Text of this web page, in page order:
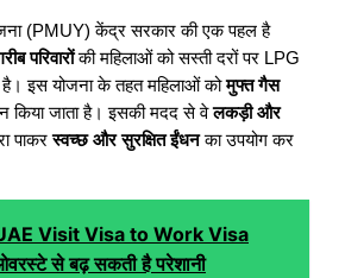
(PMUY) केंद्र सरकार की एक पहल है
परिवारोंकी महिलाओं को सस्ती दरों पर LPG
इस योजना के तहत महिलाओं कोमुफ्त गैस
किया जाता है। इसकी मदद से वेलकड़ी और
पाकरस्वच्छ और सुरक्षित ईंधनका उपयोग कर
Visit Visa to Work Visa
से बढ़ सकती है परेशानी